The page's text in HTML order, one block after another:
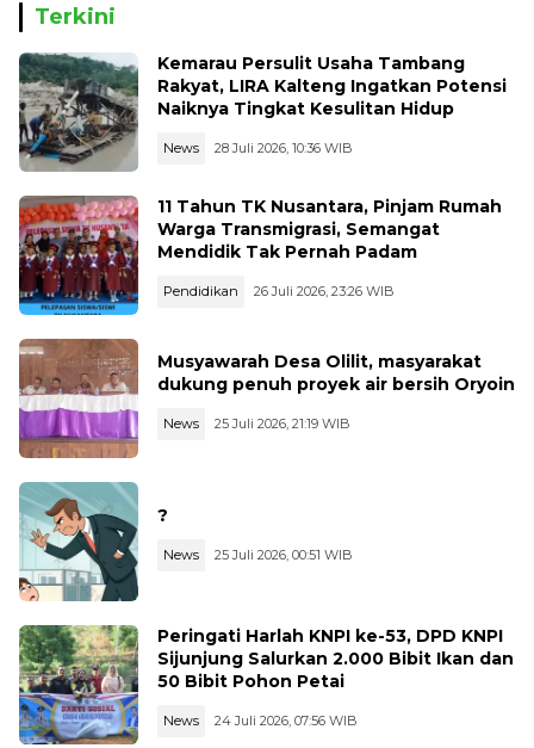
Terkini
Kemarau Persulit Usaha Tambang
Rakyat, LIRA Kalteng Ingatkan Potensi
Naiknya Tingkat Kesulitan Hidup
News 28 Juli 2026, 10:36 WIB
11 Tahun TK Nusantara, Pinjam Rumah
Warga Transmigrasi, Semangat
Mendidik Tak Pernah Padam
Pendidikan 26 Juli 2026, 23:26 WIB
Musyawarah Desa Olilit, masyarakat
dukung penuh proyek air bersih Oryoin
News 25 Juli 2026, 21:19 WIB
?
News 25 Juli 2026, 00:51 WIB
Peringati Harlah KNPI ke-53, DPD KNPI
Sijunjung Salurkan 2.000 Bibit Ikan dan
50 Bibit Pohon Petai
News 24 Juli 2026, 07:56 WIB